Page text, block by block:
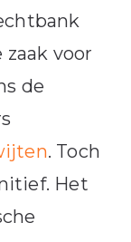
voor
de
. Toch
Het